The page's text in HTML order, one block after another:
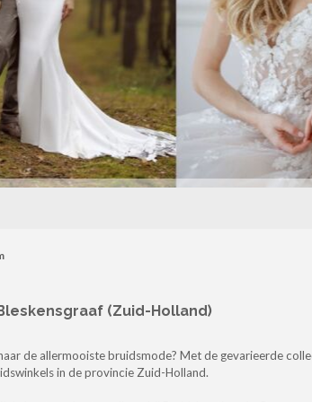
(Zuid-Holland)
de allermooiste bruidsmode? Met de gevarieerde
in de provincie Zuid-Holland.